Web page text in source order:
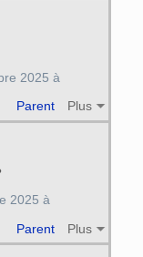
Parent Plus
2025 à
Parent Plus
2025 à